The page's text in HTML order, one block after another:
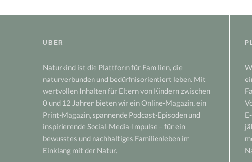
ÜBER
Naturkind ist die Plattform für Familien, die
naturverbunden und bedürfnisorientiert leben. Mit
wertvollen Inhalten für Eltern von Kindern zwischen
0 und 12 Jahren bieten wir ein Online-Magazin, ein
Print-Magazin, spannende Podcast-Episoden und
inspirierende Social-Media-Impulse – für ein
bewusstes und nachhaltiges Familienleben im
Einklang mit der Natur.